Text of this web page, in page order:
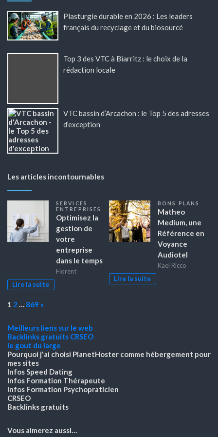
Plasturgie durable en 2026 : Les leaders
français du recyclage et du biosourcé
Top 3 des VTC à Biarritz : le choix de la
rédaction locale
VTC bassin d’Arcachon : le Top 5 des adresses
d’exception
Les articles incontournables
SERVICES
ENTREPRISES
Optimisez la
gestion de
votre
entreprise
dans le temps
Florent
Lire la suite
BONS PLANS
Matheo
Medium, une
Référence en
Voyance
Audiotel
Kael Ricco
Lire la suite
Page:
1 2 … 869 Next
»
Meilleurs liens sur le web
Backlinks gratuits CRSEO
le gout du large
Pourquoi j'ai choisi PlanetHoster comme hébergement pour
mes sites
Infos Speed Dating
Infos Formation Thérapeute
Infos Formation Psychopraticien
CRSEO
Backlinks gratuits
Vous aimerez aussi…